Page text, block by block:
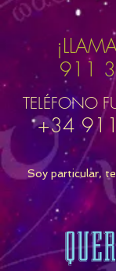
911
TELÉFONO
+34
Soy particular,